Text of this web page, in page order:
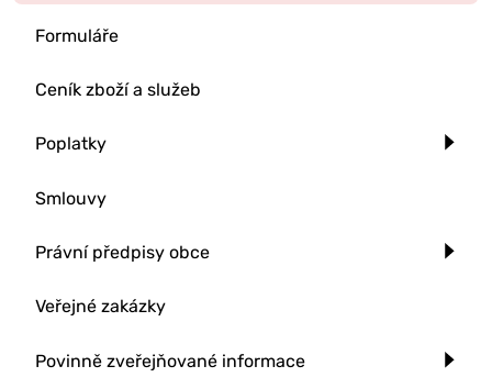
Formuláře
Ceník zboží a služeb
Poplatky
Smlouvy
Právní předpisy obce
Veřejné zakázky
Povinně zveřejňované informace